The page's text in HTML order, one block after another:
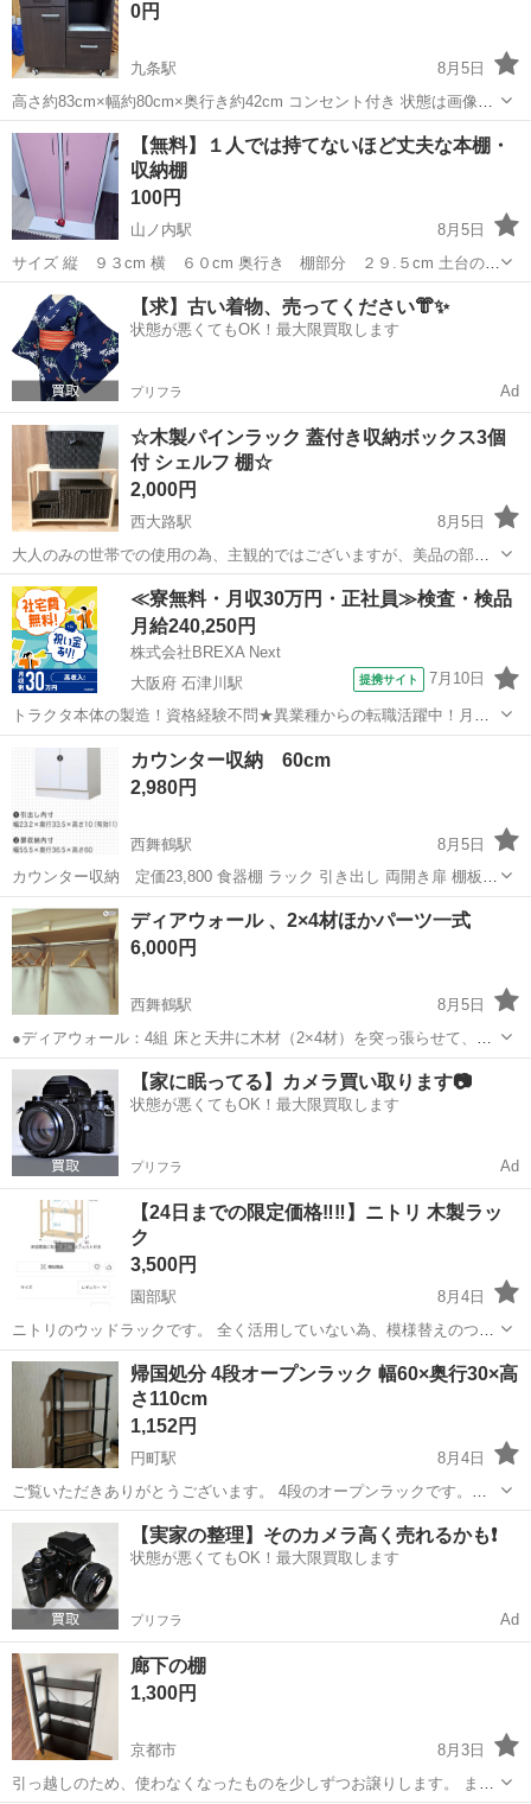
0円
九条駅
8月5日
高さ約83cm×幅約80cm×奥行き約42cm コンセント付き 状態は画像で
判断して下さい。
京都 京都市 九条駅 収納家具
【無料】１人では持てないほど丈夫な本棚・
収納棚
100円
山ノ内駅
8月5日
サイズ 縦 ９３cm 横 ６０cm 奥行き 棚部分 ２９.５cm 土台の板
部分 ４４cm 右側の扉に鍵がかかります【2本あり】 素人が測ってる
ので誤差はあるかもです。 重さ 男性でも１人では...
京都 山ノ内駅 収納家具
【求】古い着物、売ってください👘✨
状態が悪くてもOK！最大限買取します
プリフラ Ad
☆木製パインラック 蓋付き収納ボックス3個
付 シェルフ 棚☆
2,000円
西大路駅
8月5日
大人のみの世帯での使用の為、主観的ではございますが、美品の部類
に入ると思います。 商品の寸法:奥行き30×幅61.5×高さ44.5(cm) ※素
人採寸の為、多少の誤差はご了承ください。 ご入用の方は是非(*^^*)
京都 京都市 西大路駅 収納家具 パイン
≪寮無料・月収30万円・正社員≫検査・検品
月給240,250円
株式会社BREXA Next
大阪府 石津川駅
提携サイト 7月10日
トラクタ本体の製造！資格経験不問★異業種からの転職活躍中！月収
例29万円以上！生活支援物資事前対応可◎即日入寮OK！寮費はずっと
無料＆備品付き1R寮完備！赴任旅費会社負担！工場まで無料送迎あり
◎《大阪府堺市》 人気の工場の...
堺市 石津川駅 その他
カウンター収納 60cm
2,980円
西舞鶴駅
8月5日
カウンター収納 定価23,800 食器棚 ラック 引き出し 両開き扉 棚板
幅60cm 奥行40cm 高さ89cm 左角にダメージ有り(2枚目画像)
京都 舞鶴市 西舞鶴駅 カウンター
ディアウォール 、2×4材ほかパーツ一式
6,000円
西舞鶴駅
8月5日
●ディアウォール：4組 床と天井に木材（2×4材）を突っ張らせて、壁
や天井を傷つけることなく柱を立てられるDIY用パーツです。 釘やネ
ジが不要なため、賃貸住宅でも本格的な壁面収納や飾り棚を簡単に作
ることができます。 ●2×...
京都 舞鶴市 西舞鶴駅 収納家具
【家に眠ってる】カメラ買い取ります📷
状態が悪くてもOK！最大限買取します
プリフラ Ad
【24日までの限定価格‼️‼️】ニトリ 木製ラッ
ク
3,500円
園部駅
8月4日
ニトリのウッドラックです。 全く活用していない為、模様替えのつい
でに欲しい方居られたら処分しようかなと思っております。 ※色々物
乗ってますが、ラックのみの出品です。 置いていた物も頻繁に動かし
たりしていない為状態良く、 新...
京都 南丹市 園部駅 収納家具 ラック
帰国処分 4段オープンラック 幅60×奥行30×高
さ110cm
1,152円
円町駅
8月4日
ご覧いただきありがとうございます。 4段のオープンラックです。
【サイズ】 幅59.9cm × 奥行29.5cm × 高さ109.9cm 工具不要で簡単に
組み立てられるタイプです。 多少使用感はありますが、目立つ大き...
京都 京都市 円町駅 収納家具 ラック
【実家の整理】そのカメラ高く売れるかも❗️
状態が悪くてもOK！最大限買取します
プリフラ Ad
廊下の棚
1,300円
京都市
8月3日
引っ越しのため、使わなくなったものを少しずつお譲りします。 まだ